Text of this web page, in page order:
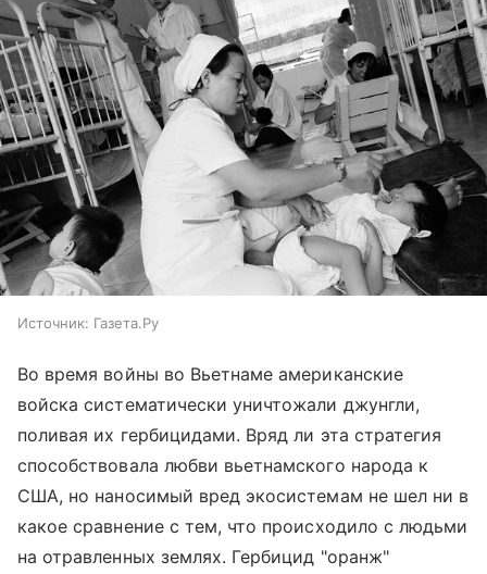
Источник: Газета.Ру
Во время войны во Вьетнаме американские
войска систематически уничтожали джунгли,
поливая их гербицидами. Вряд ли эта стратегия
способствовала любви вьетнамского народа к
США, но наносимый вред экосистемам не шел ни в
какое сравнение с тем, что происходило с людьми
на отравленных землях. Гербицид "оранж"